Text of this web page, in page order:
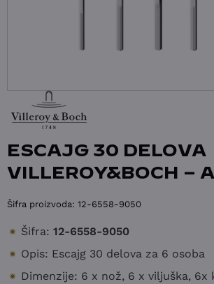
ESCAJG 30 DELOVA
VILLEROY&BOCH –
Šifra proizvoda: 12-6558-9050
Šifra: 12-6558-9050
Opis: Escajg 30 delova za 6 osoba
Dimenzije: 6 x nož, 6 x viljuška, 6x